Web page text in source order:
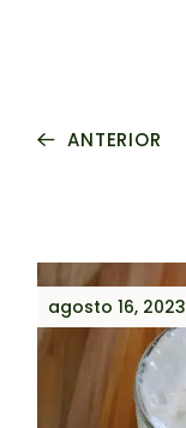
ANTERIOR
agosto 16, 2023